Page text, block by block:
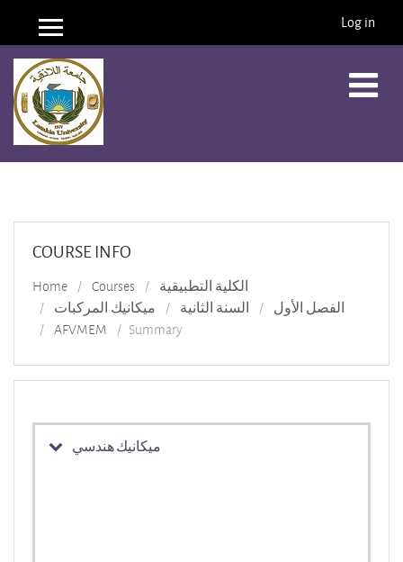
Skip to main content
Side panel Log in
COURSE INFO
Home Courses
الكلية التطبيقية
ميكانيك المركبات
السنة الثانية
الفصل الأول
AFVMEM
Summary
ميكانيك هندسي